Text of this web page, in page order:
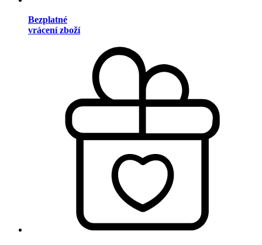
Bezplatné
vrácení zboží